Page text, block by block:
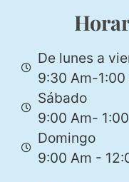
De lunes a
9:30 Am-
Sábado
9:00 Am-
Domingo
9:00 Am -